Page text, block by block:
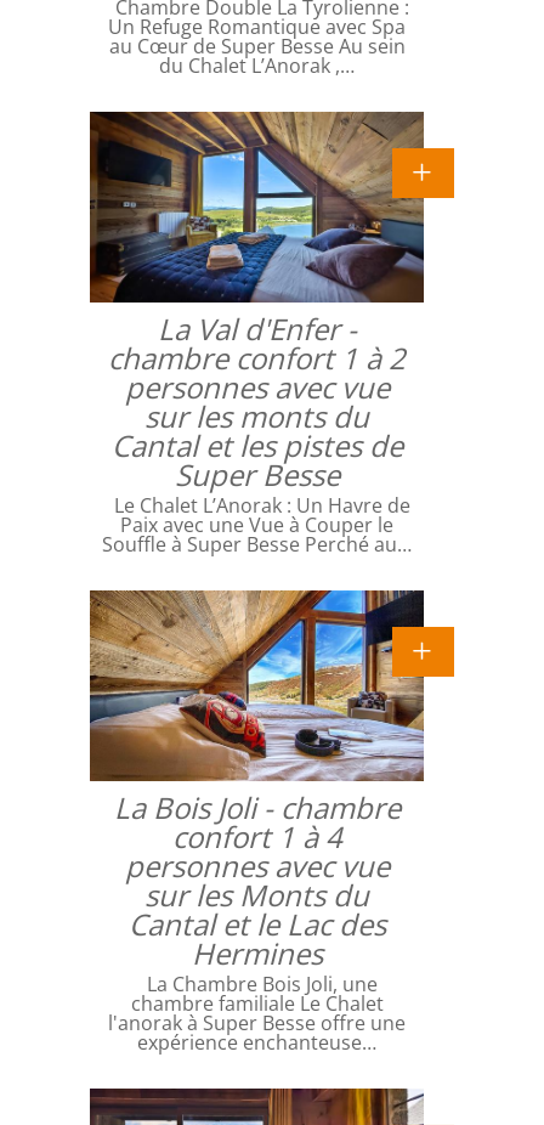
Chambre Double La Tyrolienne :
Un Refuge Romantique avec Spa
au Cœur de Super Besse Au sein
du Chalet L’Anorak ,…
La Val d'Enfer -
chambre confort 1 à 2
personnes avec vue
sur les monts du
Cantal et les pistes de
Super Besse
Le Chalet L’Anorak : Un Havre de
Paix avec une Vue à Couper le
Souffle à Super Besse Perché au…
La Bois Joli - chambre
confort 1 à 4
personnes avec vue
sur les Monts du
Cantal et le Lac des
Hermines
La Chambre Bois Joli, une
chambre familiale Le Chalet
l'anorak à Super Besse offre une
expérience enchanteuse…